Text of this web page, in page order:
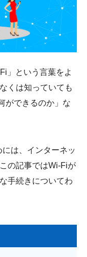
」という言葉をよ
くは知っていても
ができるのか」な
は、インターネッ
の記事ではWi-Fiが
手続きについてわ